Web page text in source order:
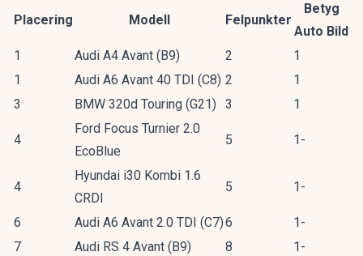
Placering Modell Felpunkter
Betyg
Auto Bild
1
Audi A4 Avant (B9) 2
1
1
Audi A6 Avant 40 TDI (C8) 2
1
3
BMW 320d Touring (G21) 3 1
4
Ford Focus Turnier 2.0
EcoBlue
5 1-
4
Hyundai i30 Kombi 1.6
CRDI
5 1-
6 Audi A6 Avant 2.0 TDI (C7)6
1-
7
Audi RS 4 Avant (B9) 8 1-